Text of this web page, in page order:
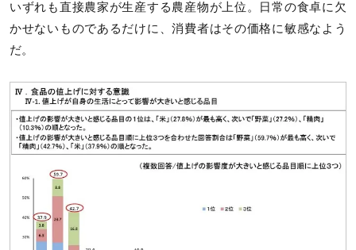
いずれも直接農家が生産する農産物が上位。日常の食卓に欠
かせないものであるだけに、消費者はその価格に敏感なよう
だ。